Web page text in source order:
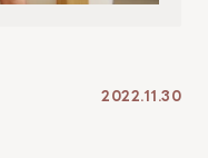
2022.11.30